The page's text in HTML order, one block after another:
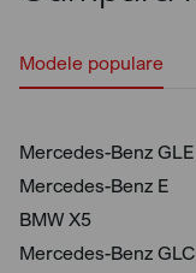
Modele populare
Mercedes-Benz GLE
Mercedes-Benz E
BMW X5
Mercedes-Benz